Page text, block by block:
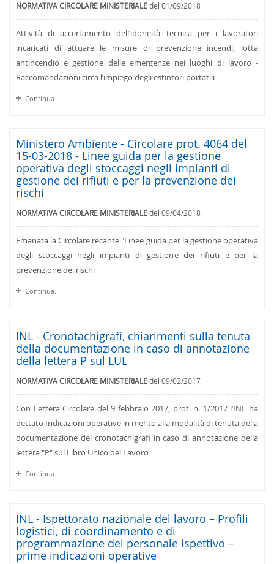
NORMATIVA CIRCOLARE MINISTERIALEdel 01/09/2018
Attività di accertamento dell’idoneità tecnica per i lavoratori
incaricati di attuare le misure di prevenzione incendi, lotta
antincendio e gestione delle emergenze nei luoghi di lavoro -
Raccomandazioni circa l’impiego degli estintori portatili
Continua...
Ministero Ambiente - Circolare prot. 4064 del
15-03-2018 - Linee guida per la gestione
operativa degli stoccaggi negli impianti di
gestione dei rifiuti e per la prevenzione dei
rischi
NORMATIVA CIRCOLARE MINISTERIALEdel 09/04/2018
Emanata la Circolare recante "Linee guida per la gestione operativa
degli stoccaggi negli impianti di gestione dei rifiuti e per la
prevenzione dei rischi
Continua...
INL - Cronotachigrafi, chiarimenti sulla tenuta
della documentazione in caso di annotazione
della lettera P sul LUL
NORMATIVA CIRCOLARE MINISTERIALEdel 09/02/2017
Con Lettera Circolare del 9 febbraio 2017, prot. n. 1/2017 l’INL ha
dettato Indicazioni operative in merito alla modalità di tenuta della
documentazione dei cronotachigrafi in caso di annotazione della
lettera "P" sul Libro Unico del Lavoro
Continua...
INL - Ispettorato nazionale del lavoro – Profili
logistici, di coordinamento e di
programmazione del personale ispettivo –
prime indicazioni operative